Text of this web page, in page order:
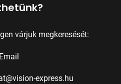
várjuk megkeresését:
Email
express.hu